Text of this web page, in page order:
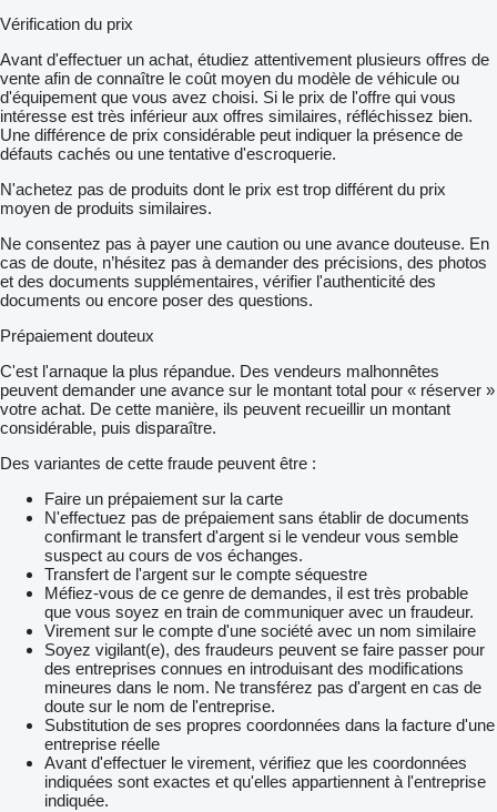
Vérification du prix
Avant d'effectuer un achat, étudiez attentivement plusieurs offres de
vente afin de connaître le coût moyen du modèle de véhicule ou
d'équipement que vous avez choisi. Si le prix de l'offre qui vous
intéresse est très inférieur aux offres similaires, réfléchissez bien.
Une différence de prix considérable peut indiquer la présence de
défauts cachés ou une tentative d'escroquerie.
N'achetez pas de produits dont le prix est trop différent du prix
moyen de produits similaires.
Ne consentez pas à payer une caution ou une avance douteuse. En
cas de doute, n’hésitez pas à demander des précisions, des photos
et des documents supplémentaires, vérifier l'authenticité des
documents ou encore poser des questions.
Prépaiement douteux
C'est l'arnaque la plus répandue. Des vendeurs malhonnêtes
peuvent demander une avance sur le montant total pour « réserver »
votre achat. De cette manière, ils peuvent recueillir un montant
considérable, puis disparaître.
Des variantes de cette fraude peuvent être :
Faire un prépaiement sur la carte
N'effectuez pas de prépaiement sans établir de documents
confirmant le transfert d'argent si le vendeur vous semble
suspect au cours de vos échanges.
Transfert de l'argent sur le compte séquestre
Méfiez-vous de ce genre de demandes, il est très probable
que vous soyez en train de communiquer avec un fraudeur.
Virement sur le compte d'une société avec un nom similaire
Soyez vigilant(e), des fraudeurs peuvent se faire passer pour
des entreprises connues en introduisant des modifications
mineures dans le nom. Ne transférez pas d'argent en cas de
doute sur le nom de l'entreprise.
Substitution de ses propres coordonnées dans la facture d'une
entreprise réelle
Avant d'effectuer le virement, vérifiez que les coordonnées
indiquées sont exactes et qu'elles appartiennent à l'entreprise
indiquée.